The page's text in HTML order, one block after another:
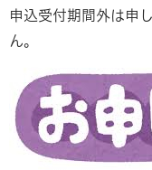
申込受付期間外は申
ん。